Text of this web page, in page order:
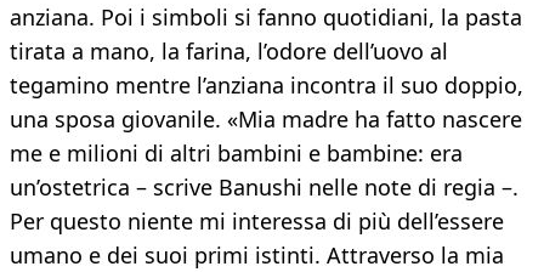
anziana. Poi i simboli si fanno quotidiani, la pasta
tirata a mano, la farina, l’odore dell’uovo al
tegamino mentre l’anziana incontra il suo doppio,
una sposa giovanile. «Mia madre ha fatto nascere
me e milioni di altri bambini e bambine: era
un’ostetrica – scrive Banushi nelle note di regia –.
Per questo niente mi interessa di più dell’essere
umano e dei suoi primi istinti. Attraverso la mia